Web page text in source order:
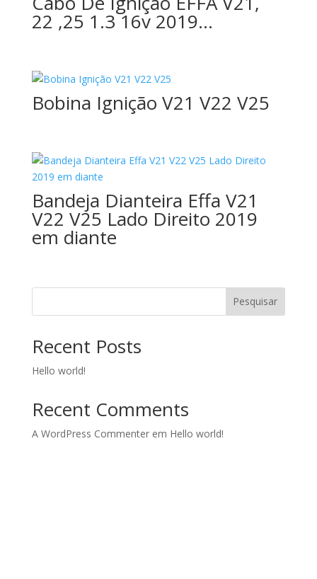
22 ,25 1.3 16v 2019…
Bobina Ignição V21 V22 V25
Bandeja Dianteira Effa V21
V22 V25 Lado Direito 2019
em diante
Pesquisar
Recent Posts
Hello world!
Recent Comments
A WordPress Commenterem Hello world!